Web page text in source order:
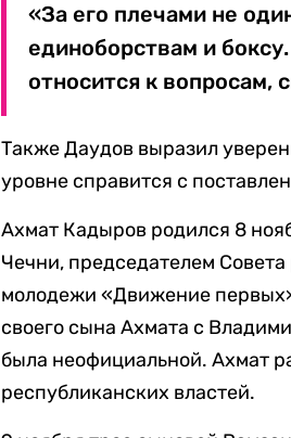
«За его плечами не
единоборствам и
относится к
Также Даудов выразил
уровне справится с
Ахмат Кадыров родился 8
Чечни, председателем
молодежи «Движение
своего сына Ахмата с
была неофициальной. Ахмат
республиканских властей.